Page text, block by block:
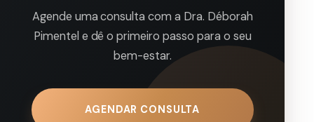
Agende uma consulta com a Dra. Déborah
Pimentel e dê o primeiro passo para o seu
bem-estar.
AGENDAR CONSULTA